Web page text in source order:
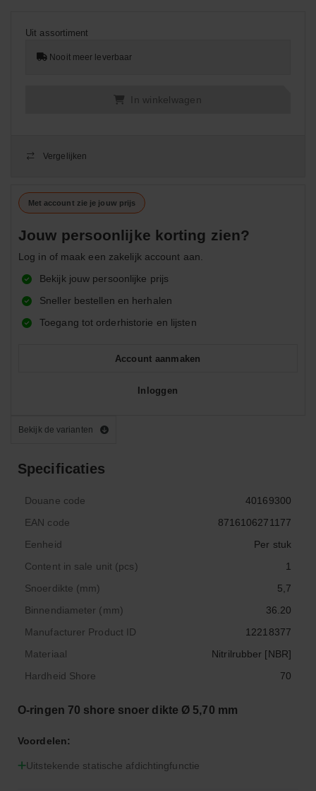
Bekijk de varianten
Specificaties
Douane code
40169300
EAN code
8716106271177
Eenheid
Per stuk
Content in sale unit (pcs)
1
Snoerdikte (mm)
5,7
Binnendiameter (mm)
36.20
Manufacturer Product ID
12218377
Materiaal
Nitrilrubber [NBR]
Hardheid Shore
70
O-ringen 70 shore snoer dikte Ø 5,70 mm
Voordelen:
Uitstekende statische afdichtingfunctie
Uit assortiment
Nooit meer leverbaar
In winkelwagen
Vergelijken
Met account zie je jouw prijs
Jouw persoonlijke korting zien?
Log in of maak een zakelijk account aan.
Bekijk jouw persoonlijke prijs
Sneller bestellen en herhalen
Toegang tot orderhistorie en lijsten
Account aanmaken
Inloggen